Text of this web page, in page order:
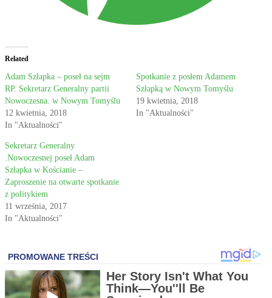
Related
Adam Szłapka – poseł na sejm
RP. Sekretarz Generalny partii
Nowoczesna. w Nowym Tomyślu
12 kwietnia, 2018
In "Aktualności"
Spotkanie z posłem Adamem
Szłapką w Nowym Tomyślu
19 kwietnia, 2018
In "Aktualności"
Sekretarz Generalny
.Nowoczesnej poseł Adam
Szłapka w Kościanie –
Zaproszenie na otwarte spotkanie
z politykiem
11 września, 2017
In "Aktualności"